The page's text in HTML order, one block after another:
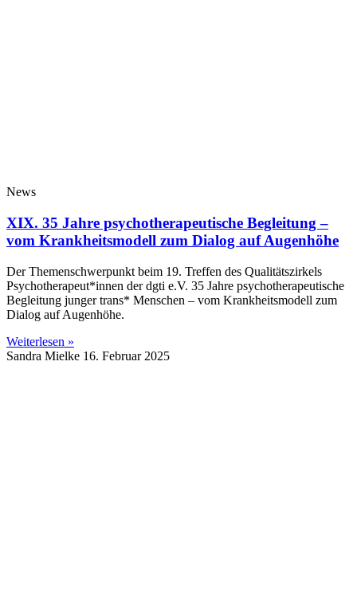
News
XIX. 35 Jahre psychotherapeutische Begleitung –
vom Krankheitsmodell zum Dialog auf Augenhöhe
Der Themenschwerpunkt beim 19. Treffen des Qualitätszirkels
Psychotherapeut*innen der dgti e.V. 35 Jahre psychotherapeutische
Begleitung junger trans* Menschen – vom Krankheitsmodell zum
Dialog auf Augenhöhe.
Weiterlesen »
Sandra Mielke 16. Februar 2025